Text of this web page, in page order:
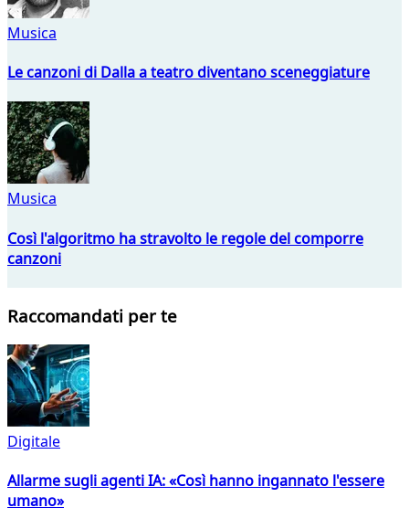
Musica
Le canzoni di Dalla a teatro diventano sceneggiature
Musica
Così l'algoritmo ha stravolto le regole del comporre
canzoni
Raccomandati per te
Digitale
Allarme sugli agenti IA: «Così hanno ingannato l'essere
umano»